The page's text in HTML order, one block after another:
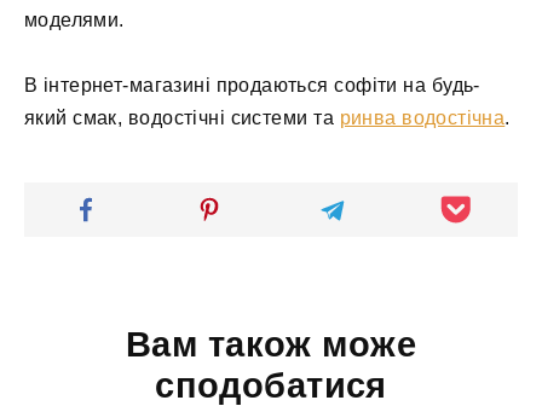
моделями.
В інтернет-магазині продаються софіти на будь-
який смак, водостічні системи та ринва водостічна.
Вам також може
сподобатися